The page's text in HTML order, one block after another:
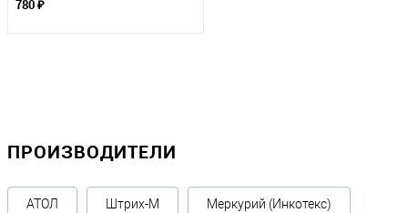
780 ₽
ПРОИЗВОДИТЕЛИ
АТОЛ Штрих-М Меркурий (Инкотекс)